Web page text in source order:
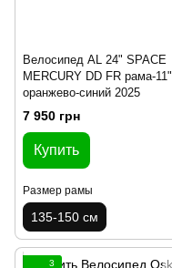
Велосипед AL 24" SPACE
MERCURY DD FR рама-11"
оранжево-синий 2025
7 950 грн
Купить
Размер рамы
135-150 см
3